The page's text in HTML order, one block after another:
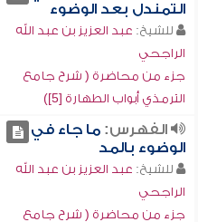
التمندل بعد الوضوء
للشيخ: عبد العزيز بن عبد الله
الراجحي
جزء من محاضرة ( شرح جامع
الترمذي أبواب الطهارة [5])
الفهرس:ما جاء في
الوضوء بالمد
للشيخ: عبد العزيز بن عبد الله
الراجحي
جزء من محاضرة ( شرح جامع